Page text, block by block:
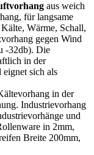
aus weich
für langsame
Kälte, Wärme, Schall,
gegen Wind
-32db). Die
in der
sich als
in der
Industrievorhang
und
in 2mm,
Breite 200mm,